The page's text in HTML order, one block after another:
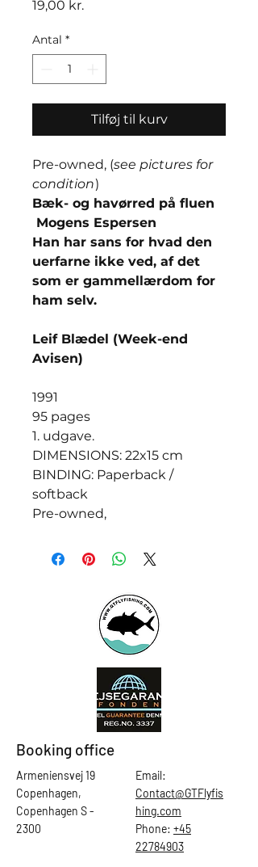
19,00 kr.Pris
Antal *
Tilføj til kurv
Pre-owned, (see pictures for
condition)
Bæk- og havørred på fluen
Mogens Espersen
Han har sans for hvad den
uerfarne ikke ved, af det
som er gammellærdom for
ham selv.
Leif Blædel (Week-end
Avisen)
1991
95 pages
1. udgave.
DIMENSIONS: 22x15 cm
BINDING: Paperback /
softback
Pre-owned,
Booking office
Armeniensvej 19
Copenhagen,
Copenhagen S -
2300
Email:
Contact@GTFlyfis
hing.com
Phone: +45
22784903